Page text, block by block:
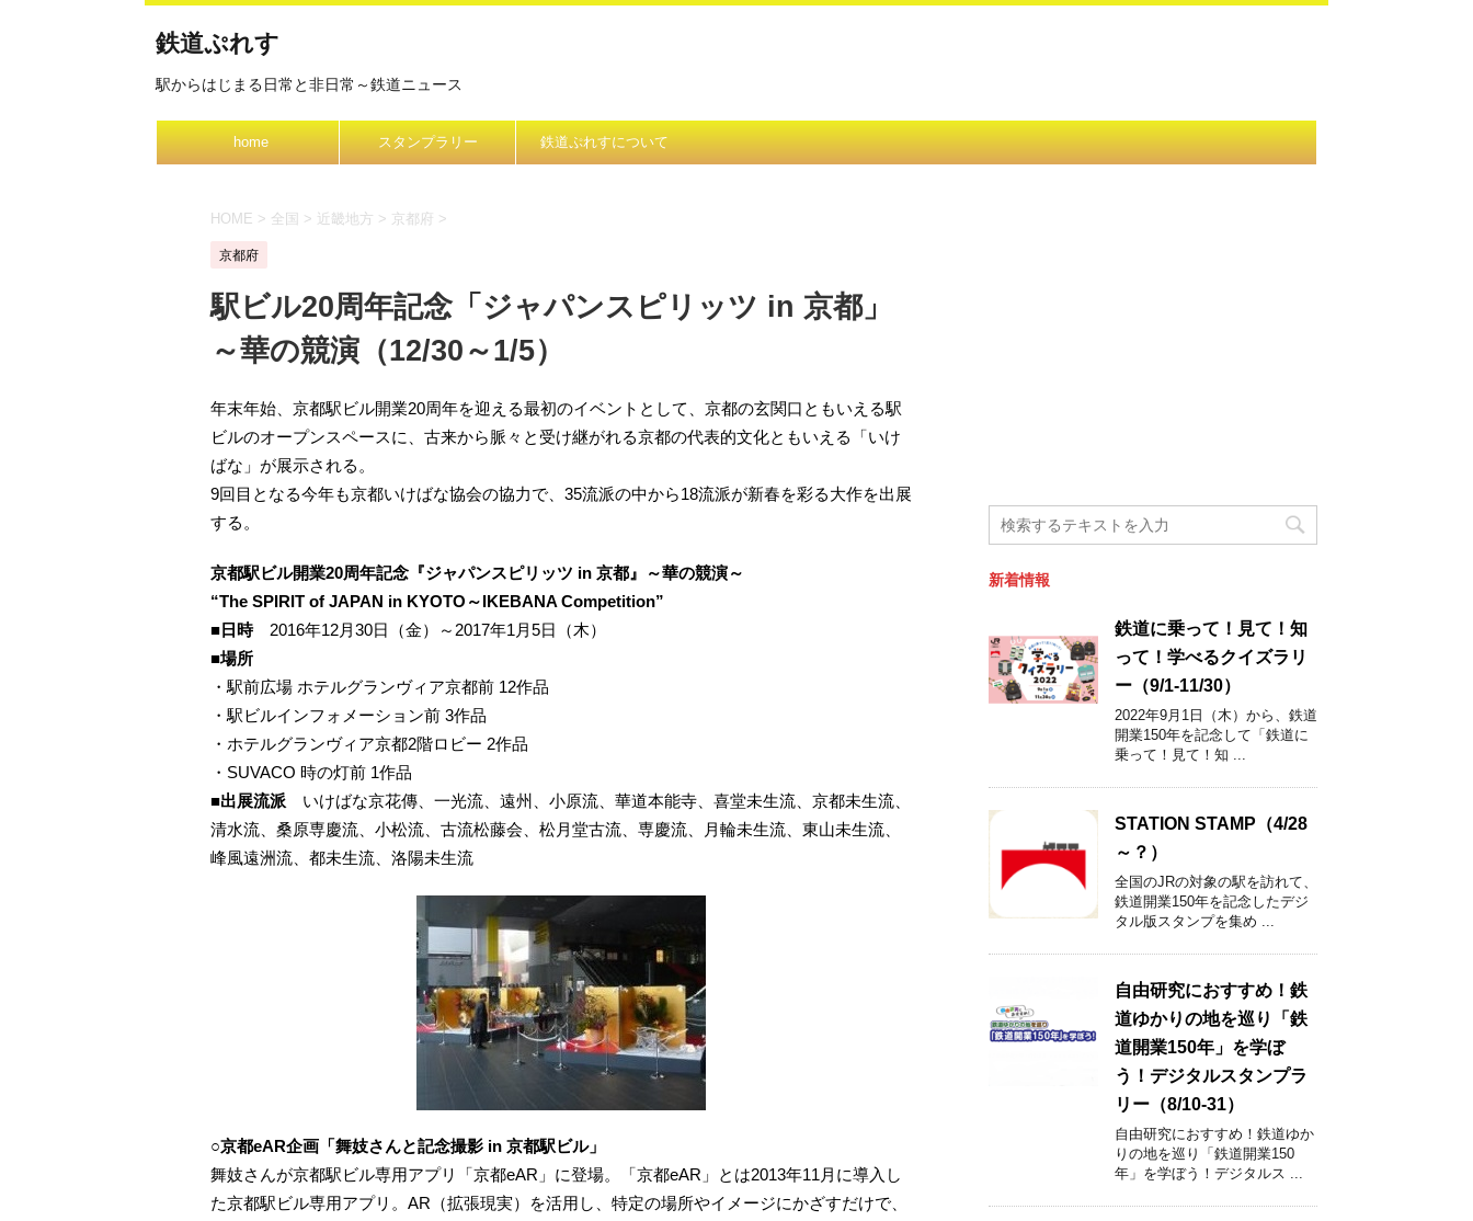
鉄道ぷれす
駅からはじまる日常と非日常～鉄道ニュース
home スタンプラリー 鉄道ぷれすについて
HOME > 全国 > 近畿地方 > 京都府 >
京都府
駅ビル20周年記念「ジャパンスピリッツ in 京都」
～華の競演（12/30～1/5）
年末年始、京都駅ビル開業20周年を迎える最初のイベントとして、京都の玄関口ともいえる駅
ビルのオープンスペースに、古来から脈々と受け継がれる京都の代表的文化ともいえる「いけ
ばな」が展示される。
9回目となる今年も京都いけばな協会の協力で、35流派の中から18流派が新春を彩る大作を出展
する。
京都駅ビル開業20周年記念『ジャパンスピリッツ in 京都』～華の競演～
“The SPIRIT of JAPAN in KYOTO～IKEBANA Competition”
■日時2016年12月30日（金）～2017年1月5日（木）
■場所
・駅前広場 ホテルグランヴィア京都前 12作品
・駅ビルインフォメーション前 3作品
・ホテルグランヴィア京都2階ロビー 2作品
・SUVACO 時の灯前 1作品
■出展流派 いけばな京花傳、一光流、遠州、小原流、華道本能寺、喜堂未生流、京都未生流、
清水流、桑原専慶流、小松流、古流松藤会、松月堂古流、専慶流、月輪未生流、東山未生流、
峰風遠洲流、都未生流、洛陽未生流
○京都eAR企画「舞妓さんと記念撮影 in 京都駅ビル」
舞妓さんが京都駅ビル専用アプリ「京都eAR」に登場。「京都eAR」とは2013年11月に導入し
た京都駅ビル専用アプリ。AR（拡張現実）を活用し、特定の場所やイメージにかざすだけで、
新着情報
鉄道に乗って！見て！知
って！学べるクイズラリ
ー（9/1-11/30）
2022年9月1日（木）から、鉄道
開業150年を記念して「鉄道に
乗って！見て！知 ...
STATION STAMP（4/28
～？）
全国のJRの対象の駅を訪れて、
鉄道開業150年を記念したデジ
タル版スタンプを集め ...
自由研究におすすめ！鉄
道ゆかりの地を巡り「鉄
道開業150年」を学ぼ
う！デジタルスタンプラ
リー（8/10-31）
自由研究におすすめ！鉄道ゆか
りの地を巡り「鉄道開業150
年」を学ぼう！デジタルス ...